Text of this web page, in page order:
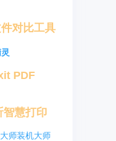
对比工具
PDF
智慧打印
师装机大师